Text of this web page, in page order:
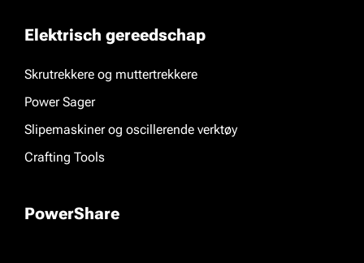
Elektrisch gereedschap
Skrutrekkere og muttertrekkere
Power Sager
Slipemaskiner og oscillerende verktøy
Crafting Tools
PowerShare